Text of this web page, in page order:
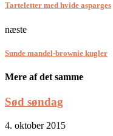
Tarteletter med hvide asparges
næste
Sunde mandel-brownie kugler
Mere af det samme
Sød søndag
4. oktober 2015